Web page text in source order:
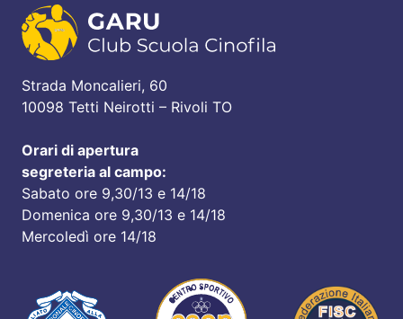
Strada Moncalieri, 60
10098 Tetti Neirotti – Rivoli TO
Orari di apertura
segreteria al campo:
Sabato ore 9,30/13 e 14/18
Domenica ore 9,30/13 e 14/18
Mercoledì ore 14/18